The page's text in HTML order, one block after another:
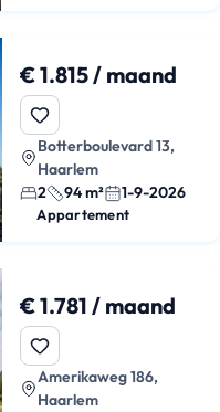
€ 1.815 / maand
Botterboulevard 13,
Haarlem
2
94 m² 1-9-2026
Appartement
€ 1.781 / maand
Amerikaweg 186,
Haarlem